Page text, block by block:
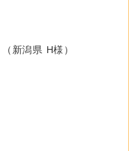
（新潟県 H様）